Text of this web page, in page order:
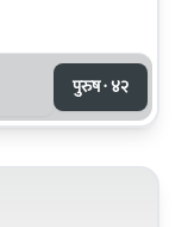
पुरुष · ४२